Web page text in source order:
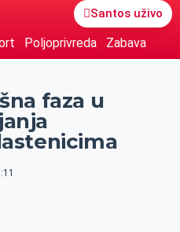
Santos uživo
Poljoprivreda Zabava
faza u